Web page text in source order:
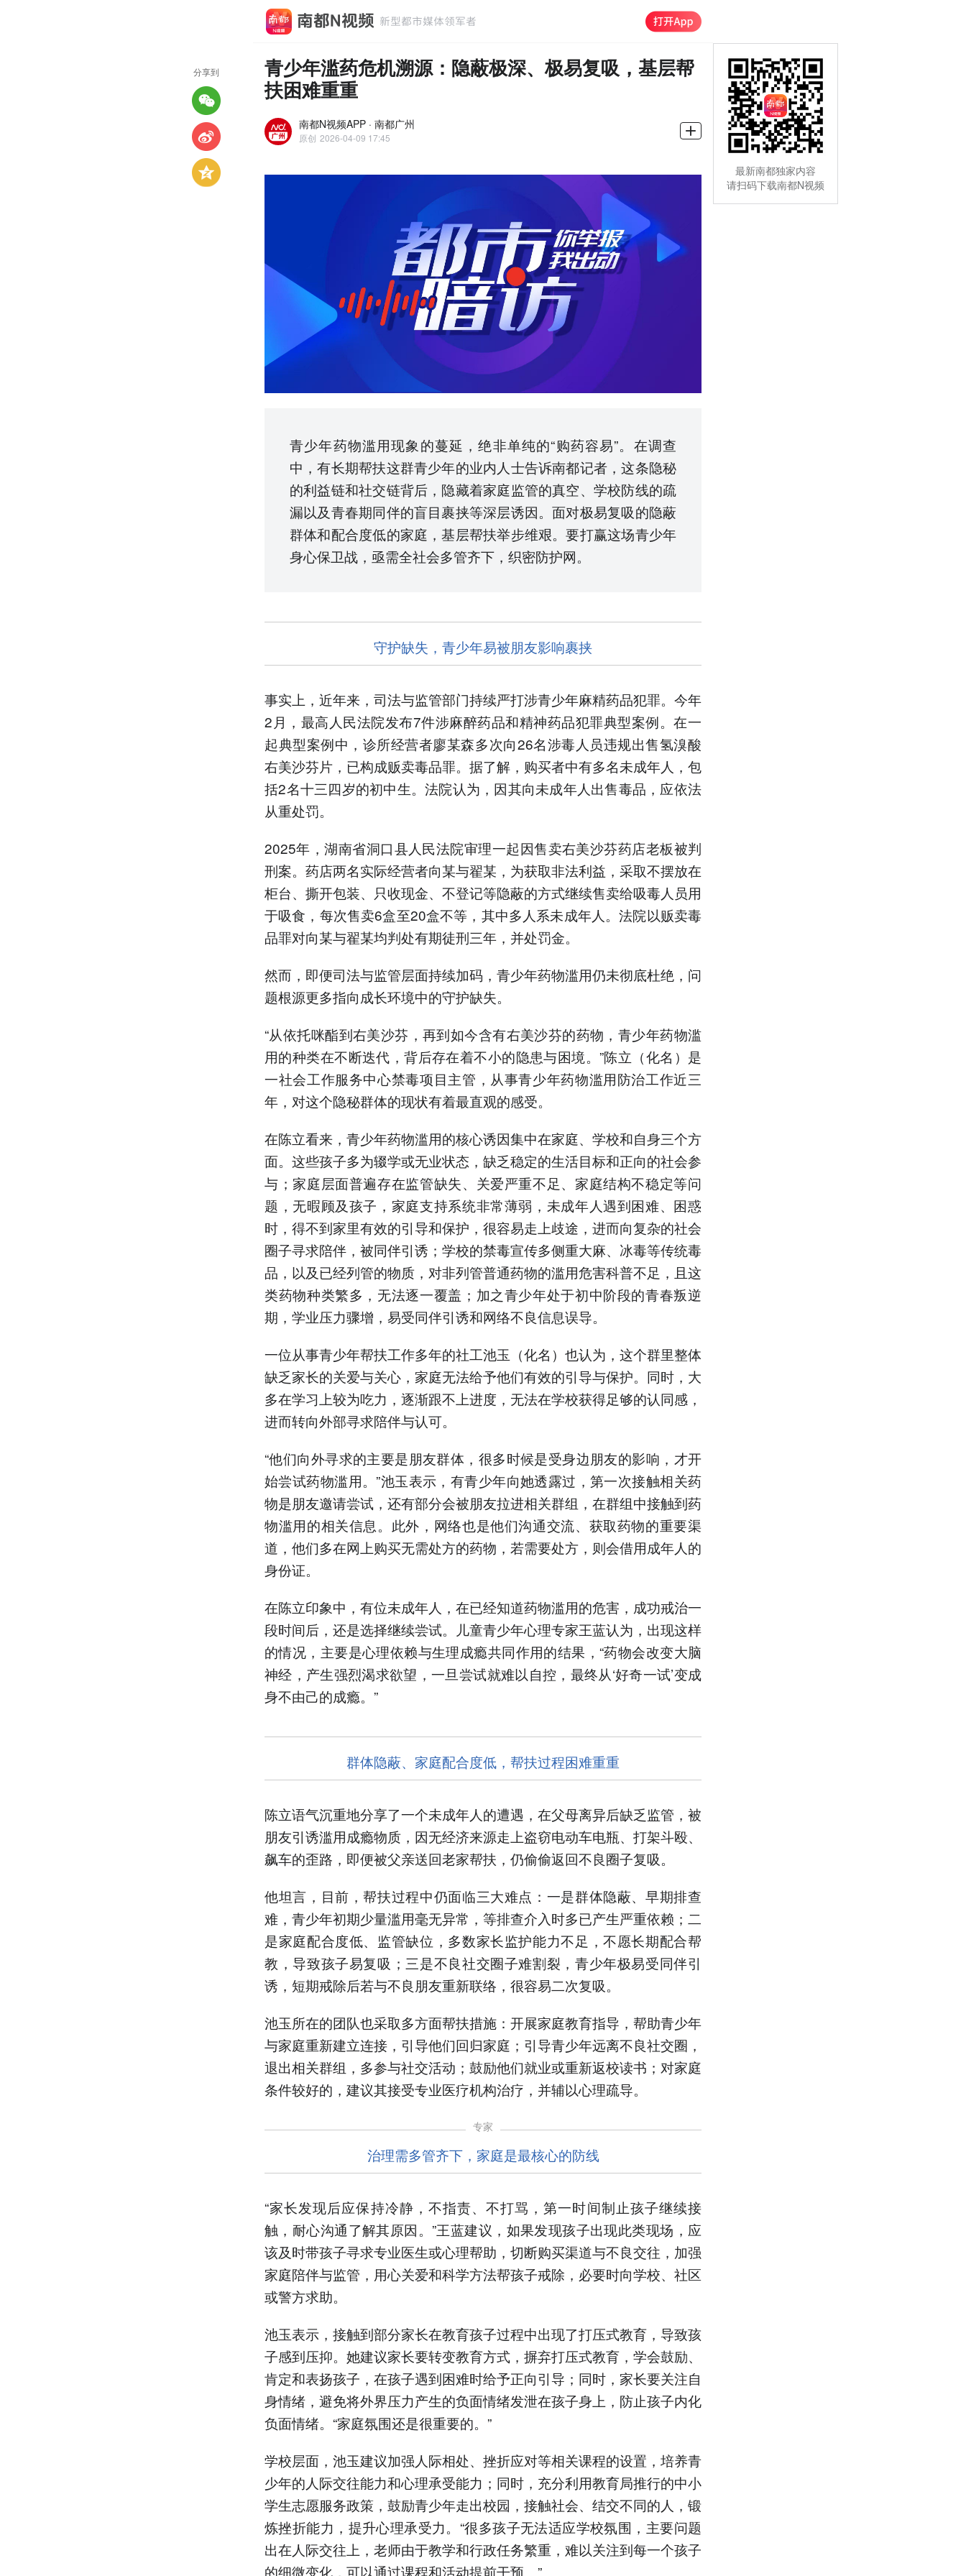
青少年滥药危机溯源：隐蔽极深、极易复吸，基层帮
扶困难重重
南都N视频APP · 南都广州
原创 2026-04-09 17:45
青少年药物滥用现象的蔓延，绝非单纯的“购药容易”。在调查
中，有长期帮扶这群青少年的业内人士告诉南都记者，这条隐秘
的利益链和社交链背后，隐藏着家庭监管的真空、学校防线的疏
漏以及青春期同伴的盲目裹挟等深层诱因。面对极易复吸的隐蔽
群体和配合度低的家庭，基层帮扶举步维艰。要打赢这场青少年
身心保卫战，亟需全社会多管齐下，织密防护网。
守护缺失，青少年易被朋友影响裹挟
事实上，近年来，司法与监管部门持续严打涉青少年麻精药品犯罪。今年
2月，最高人民法院发布7件涉麻醉药品和精神药品犯罪典型案例。在一
起典型案例中，诊所经营者廖某森多次向26名涉毒人员违规出售氢溴酸
右美沙芬片，已构成贩卖毒品罪。据了解，购买者中有多名未成年人，包
括2名十三四岁的初中生。法院认为，因其向未成年人出售毒品，应依法
从重处罚。
2025年，湖南省洞口县人民法院审理一起因售卖右美沙芬药店老板被判
刑案。药店两名实际经营者向某与翟某，为获取非法利益，采取不摆放在
柜台、撕开包装、只收现金、不登记等隐蔽的方式继续售卖给吸毒人员用
于吸食，每次售卖6盒至20盒不等，其中多人系未成年人。法院以贩卖毒
品罪对向某与翟某均判处有期徒刑三年，并处罚金。
然而，即便司法与监管层面持续加码，青少年药物滥用仍未彻底杜绝，问
题根源更多指向成长环境中的守护缺失。
“从依托咪酯到右美沙芬，再到如今含有右美沙芬的药物，青少年药物滥
用的种类在不断迭代，背后存在着不小的隐患与困境。”陈立（化名）是
一社会工作服务中心禁毒项目主管，从事青少年药物滥用防治工作近三
年，对这个隐秘群体的现状有着最直观的感受。
在陈立看来，青少年药物滥用的核心诱因集中在家庭、学校和自身三个方
面。这些孩子多为辍学或无业状态，缺乏稳定的生活目标和正向的社会参
与；家庭层面普遍存在监管缺失、关爱严重不足、家庭结构不稳定等问
题，无暇顾及孩子，家庭支持系统非常薄弱，未成年人遇到困难、困惑
时，得不到家里有效的引导和保护，很容易走上歧途，进而向复杂的社会
圈子寻求陪伴，被同伴引诱；学校的禁毒宣传多侧重大麻、冰毒等传统毒
品，以及已经列管的物质，对非列管普通药物的滥用危害科普不足，且这
类药物种类繁多，无法逐一覆盖；加之青少年处于初中阶段的青春叛逆
期，学业压力骤增，易受同伴引诱和网络不良信息误导。
一位从事青少年帮扶工作多年的社工池玉（化名）也认为，这个群里整体
缺乏家长的关爱与关心，家庭无法给予他们有效的引导与保护。同时，大
多在学习上较为吃力，逐渐跟不上进度，无法在学校获得足够的认同感，
进而转向外部寻求陪伴与认可。
“他们向外寻求的主要是朋友群体，很多时候是受身边朋友的影响，才开
始尝试药物滥用。”池玉表示，有青少年向她透露过，第一次接触相关药
物是朋友邀请尝试，还有部分会被朋友拉进相关群组，在群组中接触到药
物滥用的相关信息。此外，网络也是他们沟通交流、获取药物的重要渠
道，他们多在网上购买无需处方的药物，若需要处方，则会借用成年人的
身份证。
在陈立印象中，有位未成年人，在已经知道药物滥用的危害，成功戒治一
段时间后，还是选择继续尝试。儿童青少年心理专家王蓝认为，出现这样
的情况，主要是心理依赖与生理成瘾共同作用的结果，“药物会改变大脑
神经，产生强烈渴求欲望，一旦尝试就难以自控，最终从‘好奇一试’变成
身不由己的成瘾。”
群体隐蔽、家庭配合度低，帮扶过程困难重重
陈立语气沉重地分享了一个未成年人的遭遇，在父母离异后缺乏监管，被
朋友引诱滥用成瘾物质，因无经济来源走上盗窃电动车电瓶、打架斗殴、
飙车的歪路，即便被父亲送回老家帮扶，仍偷偷返回不良圈子复吸。
他坦言，目前，帮扶过程中仍面临三大难点：一是群体隐蔽、早期排查
难，青少年初期少量滥用毫无异常，等排查介入时多已产生严重依赖；二
是家庭配合度低、监管缺位，多数家长监护能力不足，不愿长期配合帮
教，导致孩子易复吸；三是不良社交圈子难割裂，青少年极易受同伴引
诱，短期戒除后若与不良朋友重新联络，很容易二次复吸。
池玉所在的团队也采取多方面帮扶措施：开展家庭教育指导，帮助青少年
与家庭重新建立连接，引导他们回归家庭；引导青少年远离不良社交圈，
退出相关群组，多参与社交活动；鼓励他们就业或重新返校读书；对家庭
条件较好的，建议其接受专业医疗机构治疗，并辅以心理疏导。
专家
治理需多管齐下，家庭是最核心的防线
“家长发现后应保持冷静，不指责、不打骂，第一时间制止孩子继续接
触，耐心沟通了解其原因。”王蓝建议，如果发现孩子出现此类现场，应
该及时带孩子寻求专业医生或心理帮助，切断购买渠道与不良交往，加强
家庭陪伴与监管，用心关爱和科学方法帮孩子戒除，必要时向学校、社区
或警方求助。
池玉表示，接触到部分家长在教育孩子过程中出现了打压式教育，导致孩
子感到压抑。她建议家长要转变教育方式，摒弃打压式教育，学会鼓励、
肯定和表扬孩子，在孩子遇到困难时给予正向引导；同时，家长要关注自
身情绪，避免将外界压力产生的负面情绪发泄在孩子身上，防止孩子内化
负面情绪。“家庭氛围还是很重要的。”
学校层面，池玉建议加强人际相处、挫折应对等相关课程的设置，培养青
少年的人际交往能力和心理承受能力；同时，充分利用教育局推行的中小
学生志愿服务政策，鼓励青少年走出校园，接触社会、结交不同的人，锻
炼挫折能力，提升心理承受力。“很多孩子无法适应学校氛围，主要问题
出在人际交往上，老师由于教学和行政任务繁重，难以关注到每一个孩子
的细微变化，可以通过课程和活动提前干预。”
分享到
最新南都独家内容
请扫码下载南都N视频